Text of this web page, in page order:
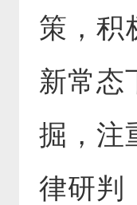
策，积
新常态
掘，注
律研判